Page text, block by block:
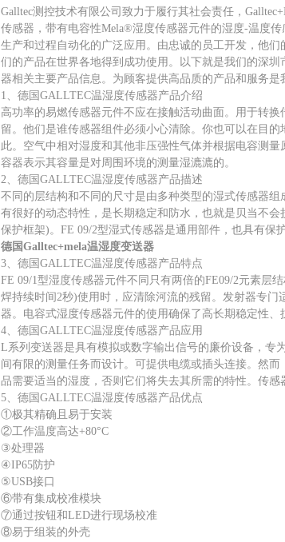
Galltec测控技术有限公司致力于履行其社会责任，
传感器，带有电容性Mela®湿度传感器元件的湿度-温度
生产和过程自动化的广泛应用。由忠诚的员工开发，他们
们的产品在世界各地得到成功使用。以下就是我们的深
器相关主要产品信息。为顾客提供高品质的产品和服务
1、德国GALLTEC温湿度传感器产品介绍
高功率的易燃传感器元件不应在接触活动曲面。用于转
留。他们是谁传感器组件必须小心清除。你也可以在目
此。空气中相对湿度和其他非压强性气体并根据电容测
容器表示其容量是对周围环境的测量湿漉漉的。
2、德国GALLTEC温湿度传感器产品描述
不同的层结构和不同的尺寸是由多种类型的湿式传感器
有很好的动态特性，是长期稳定和防水，也就是贝当不
保护框架)。FE 09/2型湿式传感器是通用部件，也具有保
德国Galltec+mela温湿度变送器
3、德国GALLTEC温湿度传感器产品特点
FE 09/1型湿度传感器元件不同只有两倍的FE09/2元素层
焊持续时间2秒)使用时，应清除河流的残留。发射器专
器。电容式湿度传感器元件的使用确保了高长期稳定性、
4、德国GALLTEC温湿度传感器产品应用
L系列变送器是具有模拟或数字输出信号的廉价设备，专
间有限的测量任务而设计。可提供电缆或插头连接。然
品需要适当的湿度，否则它们将失去其所需的特性。传
5、德国GALLTEC温湿度传感器产品优点
①极其精确且易于安装
②工作温度高达+80°C
③处理器
④IP65防护
⑤USB接口
⑥带有集成校准模块
⑦通过按钮和LED进行现场校准
⑧易于组装的外壳